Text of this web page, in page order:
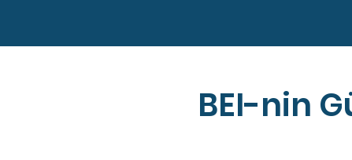
BEI-nin